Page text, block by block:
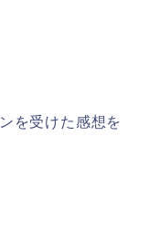
を受けた感想を